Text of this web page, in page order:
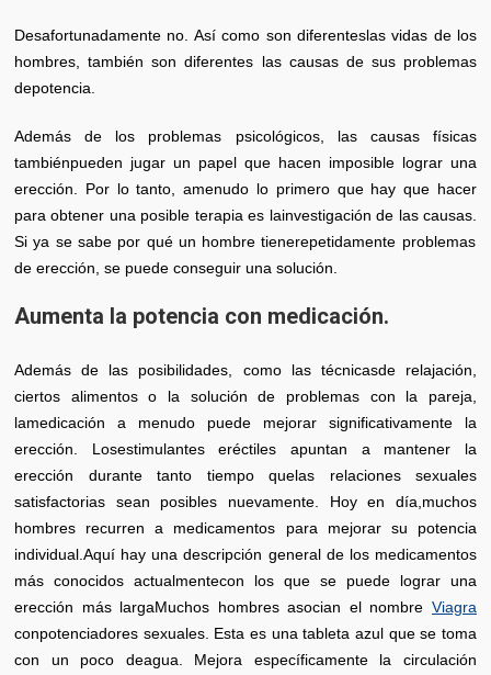
Desafortunadamente no. Así como son diferenteslas vidas de los
hombres, también son diferentes las causas de sus problemas
depotencia.
Además de los problemas psicológicos, las causas físicas
tambiénpueden jugar un papel que hacen imposible lograr una
erección. Por lo tanto, amenudo lo primero que hay que hacer
para obtener una posible terapia es lainvestigación de las causas.
Si ya se sabe por qué un hombre tienerepetidamente problemas
de erección, se puede conseguir una solución.
Aumenta la potencia con medicación.
Además de las posibilidades, como las técnicasde relajación,
ciertos alimentos o la solución de problemas con la pareja,
lamedicación a menudo puede mejorar significativamente la
erección. Losestimulantes eréctiles apuntan a mantener la
erección durante tanto tiempo quelas relaciones sexuales
satisfactorias sean posibles nuevamente. Hoy en día,muchos
hombres recurren a medicamentos para mejorar su potencia
individual.Aquí hay una descripción general de los medicamentos
más conocidos actualmentecon los que se puede lograr una
erección más largaMuchos hombres asocian el nombre Viagra
conpotenciadores sexuales. Esta es una tableta azul que se toma
con un poco deagua. Mejora específicamente la circulación